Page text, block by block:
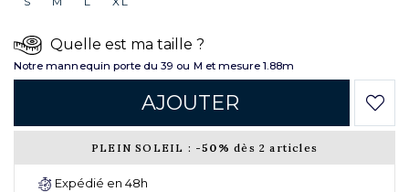
Quelle est ma taille ?
Notre mannequin porte du 39 ou M et mesure 1.88m
AJOUTER
PLEIN SOLEIL : -50% dès 2 articles
Expédié en 48h